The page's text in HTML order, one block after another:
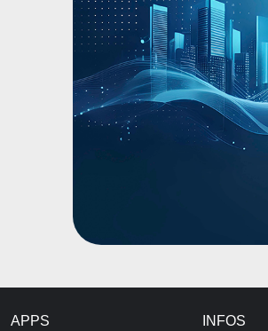
APPS
INFOS